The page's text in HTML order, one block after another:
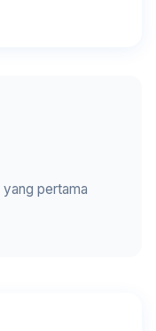
yang pertama